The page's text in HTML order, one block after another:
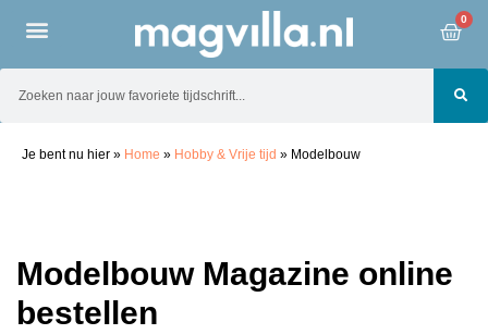
0
Je bent nu hier » Home » Hobby & Vrije tijd » Modelbouw
Modelbouw Magazine online
bestellen